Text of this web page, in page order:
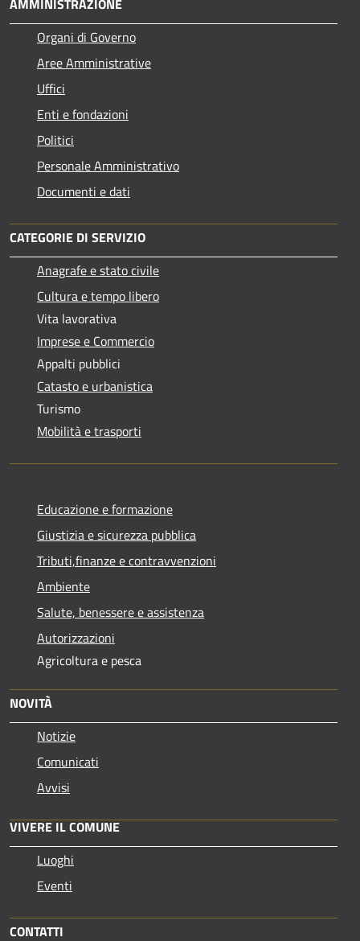
AMMINISTRAZIONE
Organi di Governo
Aree Amministrative
Uffici
Enti e fondazioni
Politici
Personale Amministrativo
Documenti e dati
CATEGORIE DI SERVIZIO
Anagrafe e stato civile
Cultura e tempo libero
Vita lavorativa
Imprese e Commercio
Appalti pubblici
Catasto e urbanistica
Turismo
Mobilità e trasporti
Educazione e formazione
Giustizia e sicurezza pubblica
Tributi,finanze e contravvenzioni
Ambiente
Salute, benessere e assistenza
Autorizzazioni
Agricoltura e pesca
NOVITÀ
Notizie
Comunicati
Avvisi
VIVERE IL COMUNE
Luoghi
Eventi
CONTATTI